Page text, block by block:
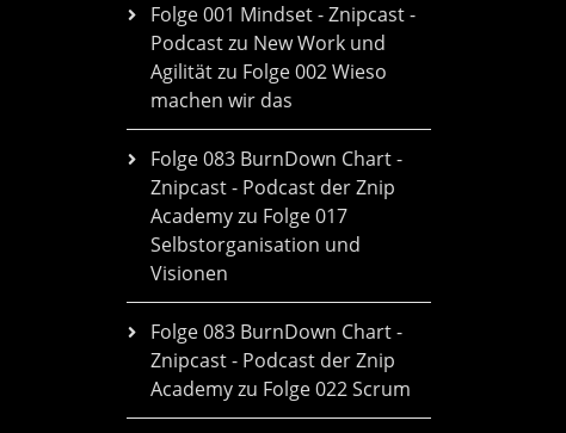
Folge 001 Mindset - Znipcast -
Podcast zu New Work und
Agilitätzu Folge 002 Wieso
machen wir das
Folge 083 BurnDown Chart -
Znipcast - Podcast der Znip
Academyzu Folge 017
Selbstorganisation und
Visionen
Folge 083 BurnDown Chart -
Znipcast - Podcast der Znip
Academyzu Folge 022 Scrum